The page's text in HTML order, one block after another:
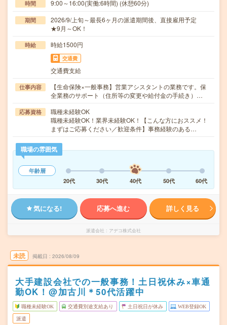
時間 9:00～16:00(実働:6時間) (休憩60分)
期間
2026/9/上旬～最長6ヶ月の派遣期間後、直接雇用予定
★9月～OK！
時給 時給1500円
交通費
交通費支給
仕事内容
【生命保険×一般事務】営業アシスタントの業務です。保
全業務のサポート（住所等の変更や給付金の手続き）…
応募資格
職種未経験OK
職種未経験OK！業界未経験OK！【こんな方におススメ！
まずはご応募ください／歓迎条件】事務経験のある…
職場の雰囲気
年齢層
20代
30代 40代 50代 60代
気になる! 応募へ進む 詳しく見る
派遣会社 アデコ株式会社
未読 掲載日 2026/08/09
大手建設会社での一般事務！土日祝休み×車通
勤OK！@加古川＊50代活躍中
職種未経験OK 交通費別途支給あり 土日祝日が休み WEB登録OK
派遣